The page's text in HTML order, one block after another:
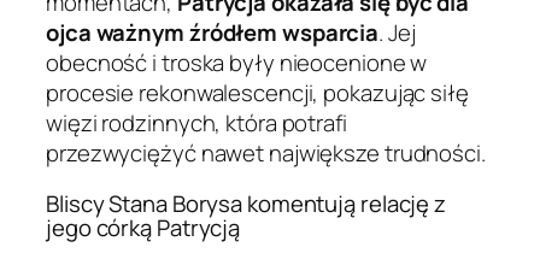
ojca ważnym źródłem wsparcia. Jej
obecność i troska były nieocenione w
procesie rekonwalescencji, pokazując siłę
więzi rodzinnych, która potrafi
przezwyciężyć nawet największe trudności.
Bliscy Stana Borysa komentują relację z
jego córką Patrycją